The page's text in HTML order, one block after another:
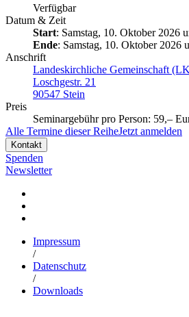
Verfügbar
Datum & Zeit
Start: Samstag, 10. Oktober 2026
Ende: Samstag, 10. Oktober 2026
Anschrift
Landeskirchliche Gemeinschaft
Loschgestr. 21
90547 Stein
Preis
Seminargebühr pro Person: 59,–
Alle Termine dieser ReiheJetzt anmelden
Kontakt
Spenden
Newsletter
Impressum
/
Datenschutz
/
Downloads